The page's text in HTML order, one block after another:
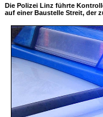
Die Polizei Linz führte
auf einer Baustelle Streit, der